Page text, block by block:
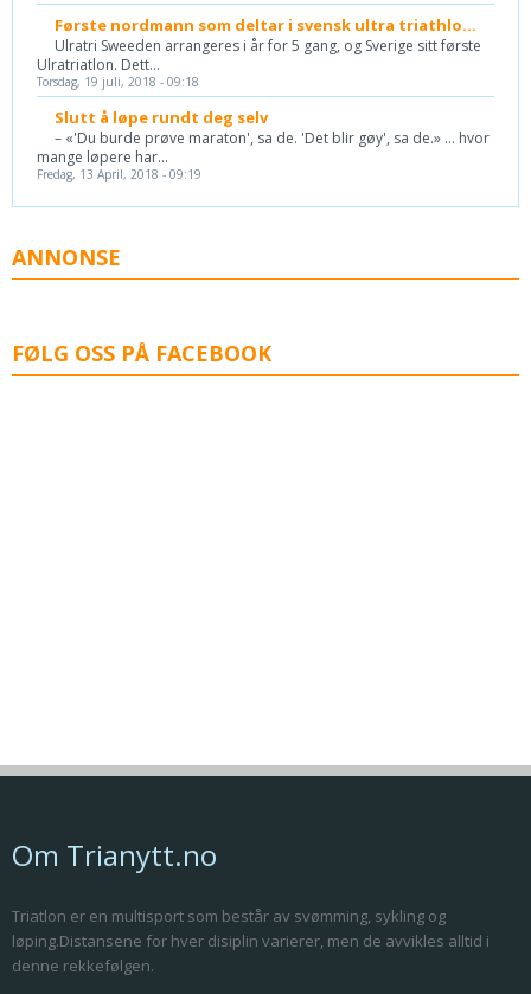
Første nordmann som deltar i svensk ultra triathlo...
Ulratri Sweeden arrangeres i år for 5 gang, og Sverige sitt første
Ulratriatlon. Dett...
Torsdag, 19 juli, 2018 - 09:18
Slutt å løpe rundt deg selv
– «'Du burde prøve maraton', sa de. 'Det blir gøy', sa de.» ... hvor
mange løpere har...
Fredag, 13 April, 2018 - 09:19
ANNONSE
FØLG OSS PÅ FACEBOOK
Om Trianytt.no
Triatlon er en multisport som består av svømming, sykling og
løping.Distansene for hver disiplin varierer, men de avvikles alltid i
denne rekkefølgen.